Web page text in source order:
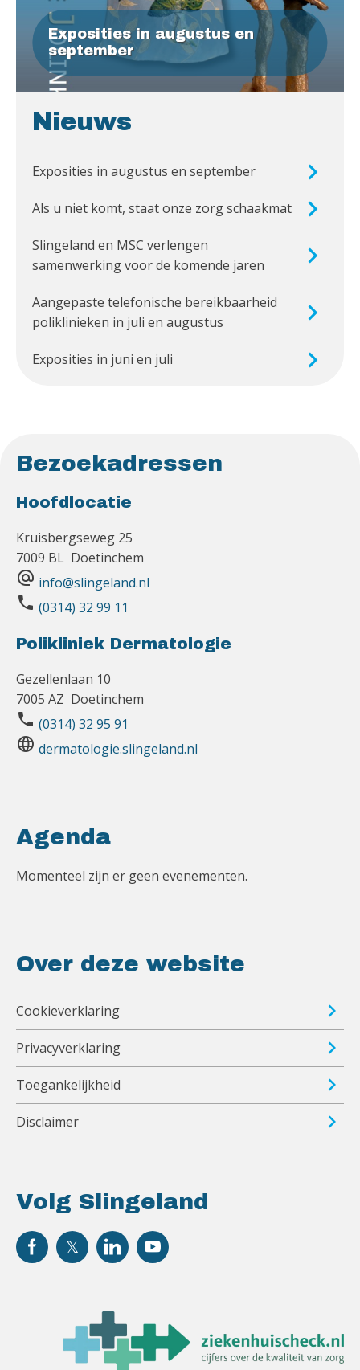
Exposities in augustus en
september
Nieuws
Exposities in augustus en september
Als u niet komt, staat onze zorg schaakmat
Slingeland en MSC verlengen
samenwerking voor de komende jaren
Aangepaste telefonische bereikbaarheid
poliklinieken in juli en augustus
Exposities in juni en juli
Bezoekadressen
Hoofdlocatie
Kruisbergseweg 25
7009 BL Doetinchem
alternate_email info@slingeland.nl
phone (0314) 32 99 11
Polikliniek Dermatologie
Gezellenlaan 10
7005 AZ Doetinchem
phone (0314) 32 95 91
language dermatologie.slingeland.nl
Volg Slingeland
Agenda
Momenteel zijn er geen evenementen.
Over deze website
Cookieverklaring
Privacyverklaring
Toegankelijkheid
Disclaimer